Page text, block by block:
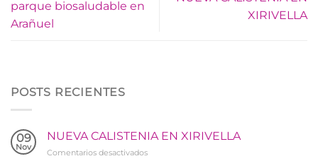
parque biosaludable en
Arañuel
XIRIVELLA
POSTS RECIENTES
09
Nov
NUEVA CALISTENIA EN XIRIVELLA
Comentarios desactivadosen